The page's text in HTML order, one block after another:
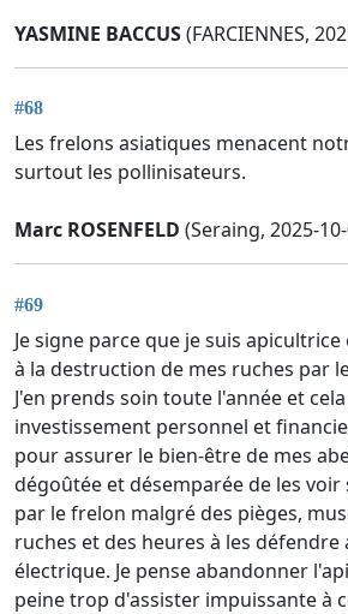
YASMINE BACCUS(FARCIENNES,
#68
Les frelons asiatiques menacent
surtout les pollinisateurs.
Marc ROSENFELD (Seraing, 2025-
#69
Je signe parce que je suis
à la destruction de mes ruches par
J'en prends soin toute l'année et
investissement personnel et
pour assurer le bien-être de mes
dégoûtée et désemparée de les
par le frelon malgré des pièges,
ruches et des heures à les
électrique. Je pense abandonner
peine trop d'assister impuissante à